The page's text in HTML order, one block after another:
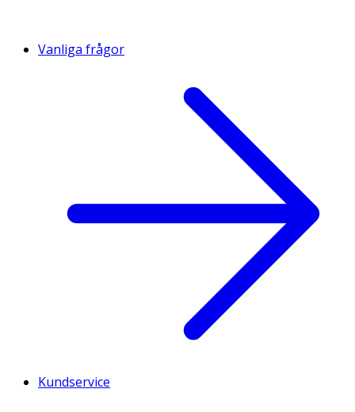
Vanliga frågor
Kundservice